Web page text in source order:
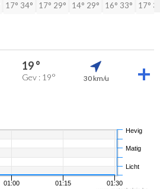
17° 34° 17° 29° 14° 29° 16° 33° 17°
19 °
Gev : 19° 30 km/u
01:00 01:15 01:30
Licht
Matig
Hevig